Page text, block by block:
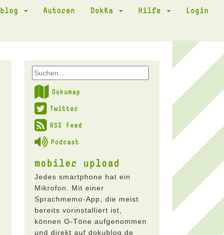
Autoren DokKa Hilfe Login
Dokumap
Twitter
RSS Feed
Podcast
mobiler upload
Jedes smartphone hat ein
Mikrofon. Mit einer
Sprachmemo-App, die meist
bereits vorinstalliert ist,
können O-Töne aufgenommen
und direkt auf dokublog.de